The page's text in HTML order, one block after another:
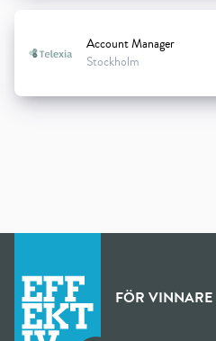
Account Manager
Stockholm
FÖR VINNARE